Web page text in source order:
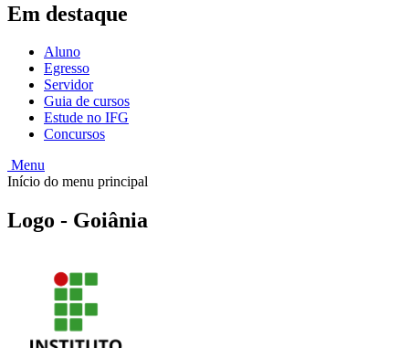
Em destaque
Aluno
Egresso
Servidor
Guia de cursos
Estude no IFG
Concursos
Menu
Início do menu principal
Logo - Goiânia